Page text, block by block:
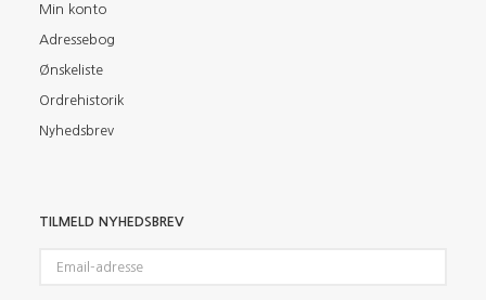
Min konto
Adressebog
Ønskeliste
Ordrehistorik
Nyhedsbrev
TILMELD NYHEDSBREV
adresse